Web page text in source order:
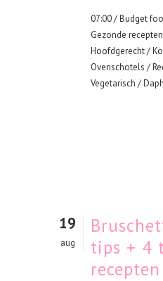
07:00 /Budget
Gezonde recepten
Hoofdgerecht/
Ovenschotels /
Vegetarisch /
19
aug
tips + 4
recepten